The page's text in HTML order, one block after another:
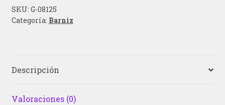
SKU: G-08125
Categoría: Barniz
Descripción
Valoraciones (0)